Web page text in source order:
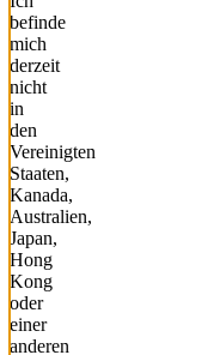
befinde
mich
derzeit
nicht
in
den
Vereinigten
Staaten,
Kanada,
Australien,
Japan,
Hong
Kong
oder
einer
anderen